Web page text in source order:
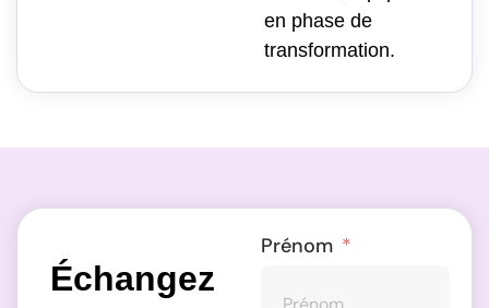
en phase de
transformation.
Échangez
Prénom